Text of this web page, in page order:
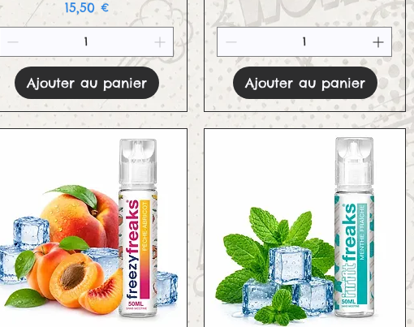
Prix
15,50 €
Ajouter au panier Ajouter au panier